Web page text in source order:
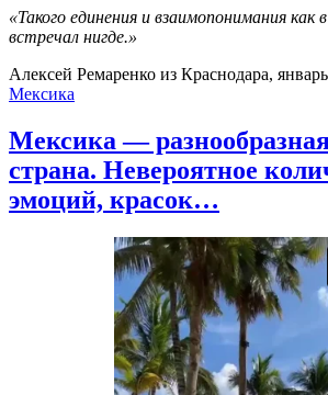
«Такого единения и взаимопонимания как
встречал нигде.»
Алексей Ремаренко из Краснодара,
Мексика
Мексика —
страна. Невероятное
эмоций, красок…